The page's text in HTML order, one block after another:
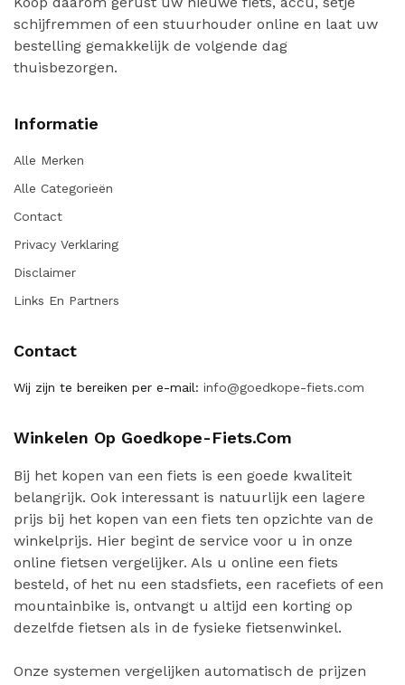
schijfremmen of een stuurhouder online en laat uw
bestelling gemakkelijk de volgende dag
thuisbezorgen.
Informatie
Alle Merken
Alle Categorieën
Contact
Privacy Verklaring
Disclaimer
Links En Partners
Contact
Wij zijn te bereiken per e-mail: info@goedkope-fiets.com
Winkelen Op Goedkope-Fiets.com
Bij het kopen van een fiets is een goede kwaliteit
belangrijk. Ook interessant is natuurlijk een lagere
prijs bij het kopen van een fiets ten opzichte van de
winkelprijs. Hier begint de service voor u in onze
online fietsen vergelijker. Als u online een fiets
besteld, of het nu een stadsfiets, een racefiets of een
mountainbike is, ontvangt u altijd een korting op
dezelfde fietsen als in de fysieke fietsenwinkel.
Onze systemen vergelijken automatisch de prijzen